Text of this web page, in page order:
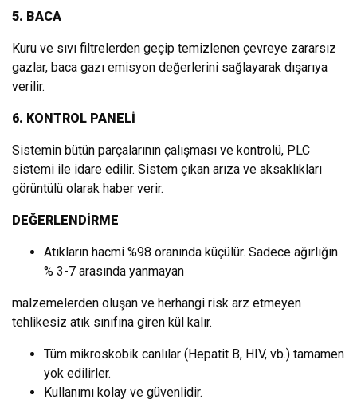
5. BACA
Kuru ve sıvı filtrelerden geçip temizlenen çevreye zararsız
gazlar, baca gazı emisyon değerlerini sağlayarak dışarıya
verilir.
6. KONTROL PANELİ
Sistemin bütün parçalarının çalışması ve kontrolü, PLC
sistemi ile idare edilir. Sistem çıkan arıza ve aksaklıkları
görüntülü olarak haber verir.
DEĞERLENDİRME
Atıkların hacmi %98 oranında küçülür. Sadece ağırlığın
% 3-7 arasında yanmayan
malzemelerden oluşan ve herhangi risk arz etmeyen
tehlikesiz atık sınıfına giren kül kalır.
Tüm mikroskobik canlılar (Hepatit B, HIV, vb.) tamamen
yok edilirler.
Kullanımı kolay ve güvenlidir.